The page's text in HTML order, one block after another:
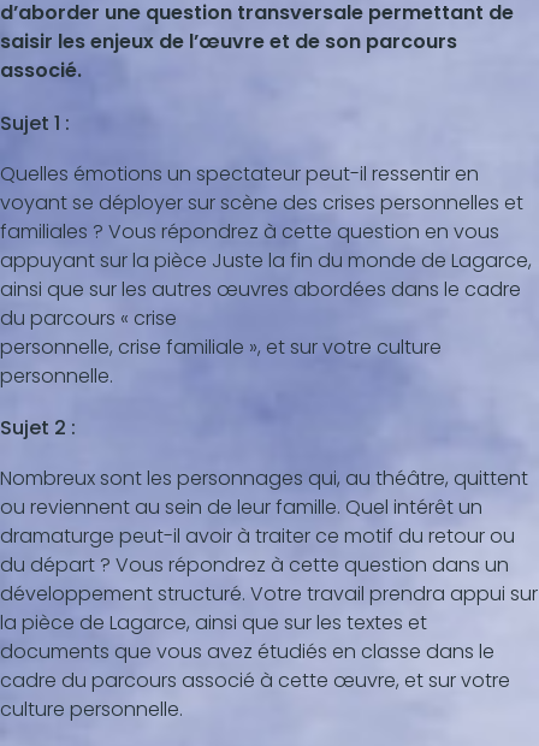
d’aborder une question transversale permettant de
saisir les enjeux de l’œuvre et de son parcours
associé.
Sujet 1 :
Quelles émotions un spectateur peut-il ressentir en
voyant se déployer sur scène des crises personnelles et
familiales ? Vous répondrez à cette question en vous
appuyant sur la pièce Juste la fin du monde de Lagarce,
ainsi que sur les autres œuvres abordées dans le cadre
du parcours « crise
personnelle, crise familiale », et sur votre culture
personnelle.
Sujet 2 :
Nombreux sont les personnages qui, au théâtre, quittent
ou reviennent au sein de leur famille. Quel intérêt un
dramaturge peut-il avoir à traiter ce motif du retour ou
du départ ? Vous répondrez à cette question dans un
développement structuré. Votre travail prendra appui sur
la pièce de Lagarce, ainsi que sur les textes et
documents que vous avez étudiés en classe dans le
cadre du parcours associé à cette œuvre, et sur votre
culture personnelle.